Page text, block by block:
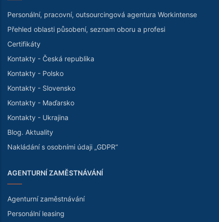
Personální, pracovní, outsourcingová agentura Workintense
Přehled oblasti působení, seznam oboru a profesi
Certifikáty
Kontakty - Česká republika
Kontakty - Polsko
Kontakty - Slovensko
Kontakty - Maďarsko
Kontakty - Ukrajina
Blog. Aktuality
Nakládání s osobními údaji „GDPR“
AGENTURNÍ ZAMĚSTNÁVÁNÍ
Agenturní zaměstnávání
Personální leasing